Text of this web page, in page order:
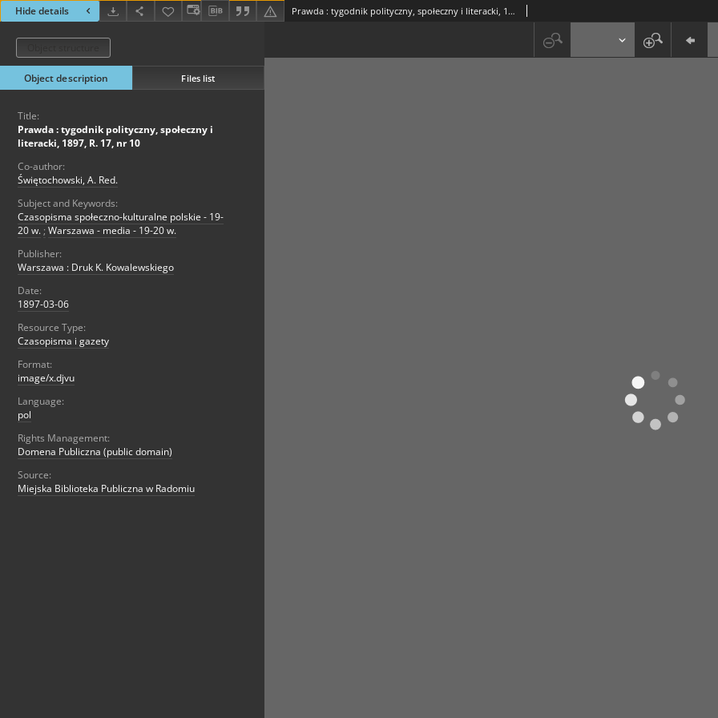
Hide details Prawda : tygodnik polityczny, społeczny i literacki, 1897, R. 17, nr 10
Object description Files list
Title:
Prawda : tygodnik polityczny, społeczny i
literacki, 1897, R. 17, nr 10
Co-author:
Świętochowski, A. Red.
Subject and Keywords:
Czasopisma społeczno-kulturalne polskie - 19-
20 w. ; Warszawa - media - 19-20 w.
Publisher:
Warszawa : Druk K. Kowalewskiego
Date:
1897-03-06
Resource Type:
Czasopisma i gazety
Format:
image/x.djvu
Language:
pol
Rights Management:
Domena Publiczna (public domain)
Source:
Miejska Biblioteka Publiczna w Radomiu